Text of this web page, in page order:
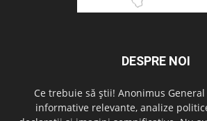
DESPRE NOI
Ce trebuie să știi! Anonimus
informative relevante, analize